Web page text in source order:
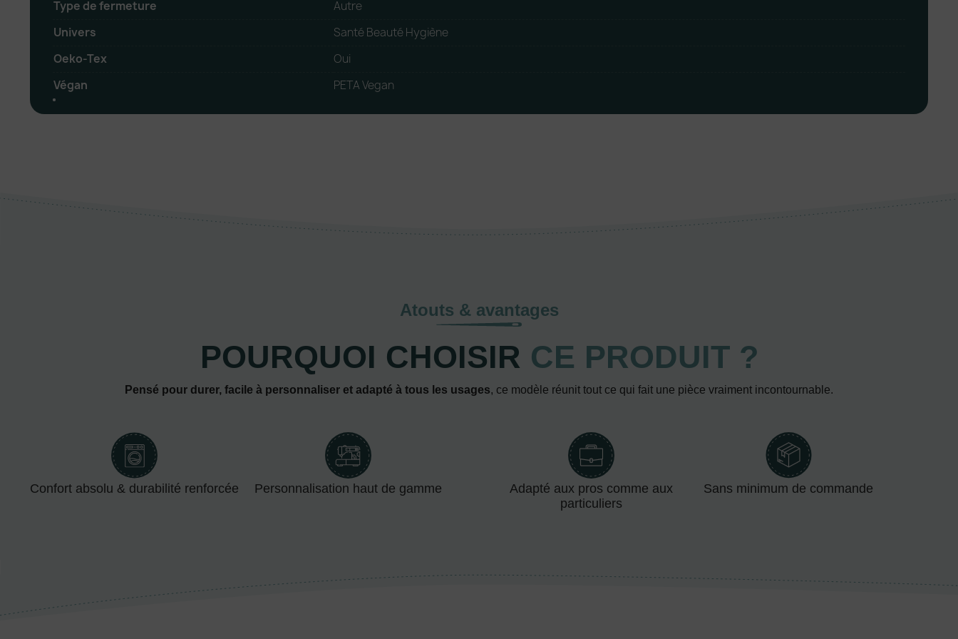
Type de fermeture
Autre
Univers
Santé Beauté Hygiène
Oeko-Tex
Oui
Végan
PETA Vegan
Atouts & avantages
POURQUOI CHOISIR CE PRODUIT ?
Pensé pour durer, facile à personnaliser et adapté à tous les usages, ce modèle réunit tout ce qui fait une pièce vraiment incontournable.
Confort absolu & durabilité renforcée Personnalisation haut de gamme
Adapté aux pros comme aux
particuliers
Sans minimum de commande